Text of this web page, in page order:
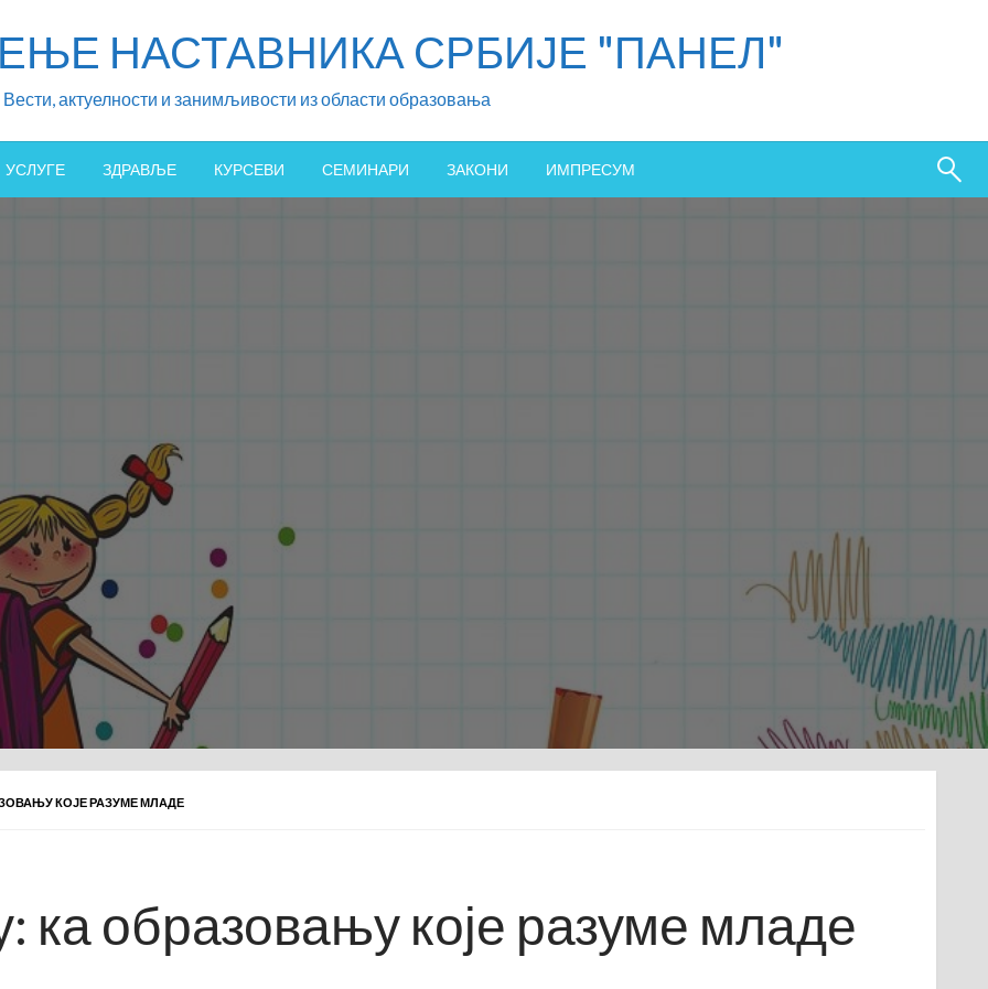
НАСТАВНИКА СРБИЈЕ "ПАНЕЛ"
Вести, актуелности и занимљивости из области образовања
УСЛУГЕ ЗДРАВЉЕ КУРСЕВИ СЕМИНАРИ ЗАКОНИ ИМПРЕСУМ
КОЈЕ РАЗУМЕ МЛАДЕ
ка образовању које разуме младе